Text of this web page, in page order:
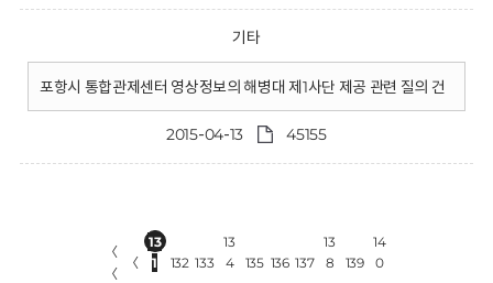
기타
포항시 통합관제센터 영상정보의 해병대 제1사단 제공 관련 질의 건
2015-04-13 45155
〈
〈
〈
13
1
132 133
13
4
135 136 137
13
8
139
14
0